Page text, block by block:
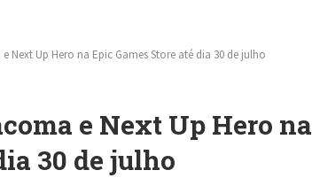
Next Up Hero na Epic Games Store até dia 30 de julho
e Next Up Hero na
30 de julho